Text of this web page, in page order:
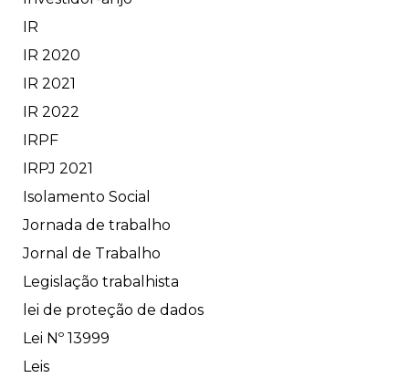
IR
IR 2020
IR 2021
IR 2022
IRPF
IRPJ 2021
Isolamento Social
Jornada de trabalho
Jornal de Trabalho
Legislação trabalhista
lei de proteção de dados
Lei Nº 13999
Leis